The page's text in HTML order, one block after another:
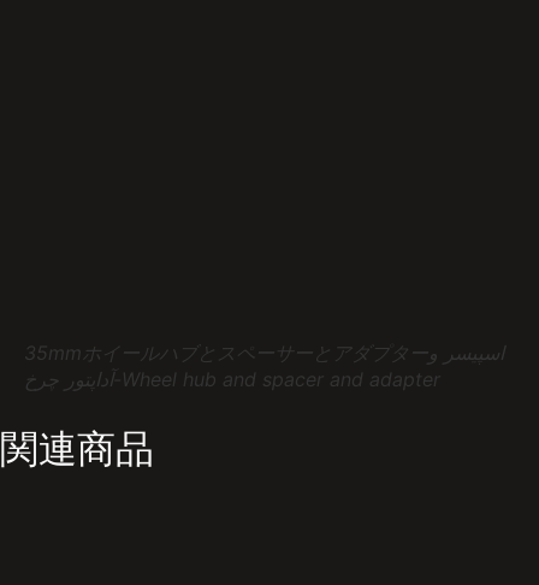
35mmホイールハブとスペーサーとアダプターاسپیسر و
آداپتور چرخ-Wheel hub and spacer and adapter
関連商品